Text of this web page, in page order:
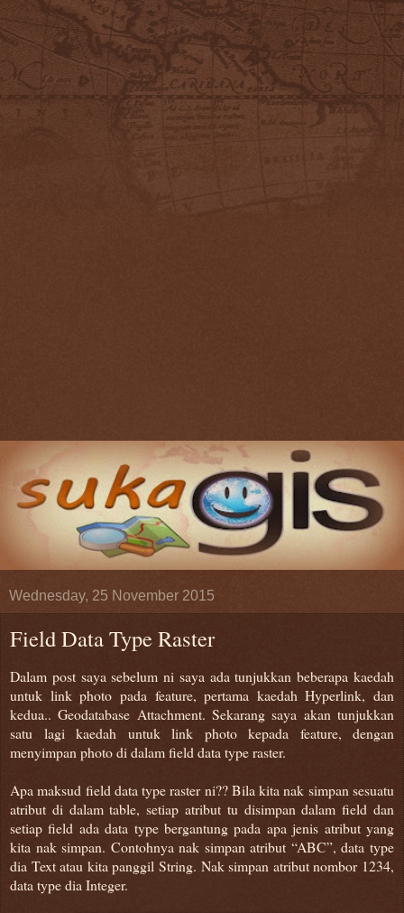
Wednesday, 25 November 2015
Field Data Type Raster
Dalam post saya sebelum ni saya ada tunjukkan beberapa kaedah
untuk link photo pada feature, pertama kaedah Hyperlink, dan
kedua.. Geodatabase Attachment. Sekarang saya akan tunjukkan
satu lagi kaedah untuk link photo kepada feature, dengan
menyimpan photo di dalam field data type raster.
Apa maksud field data type raster ni?? Bila kita nak simpan sesuatu
atribut di dalam table, setiap atribut tu disimpan dalam field dan
setiap field ada data type bergantung pada apa jenis atribut yang
kita nak simpan. Contohnya nak simpan atribut “ABC”, data type
dia Text atau kita panggil String. Nak simpan atribut nombor 1234,
data type dia Integer.